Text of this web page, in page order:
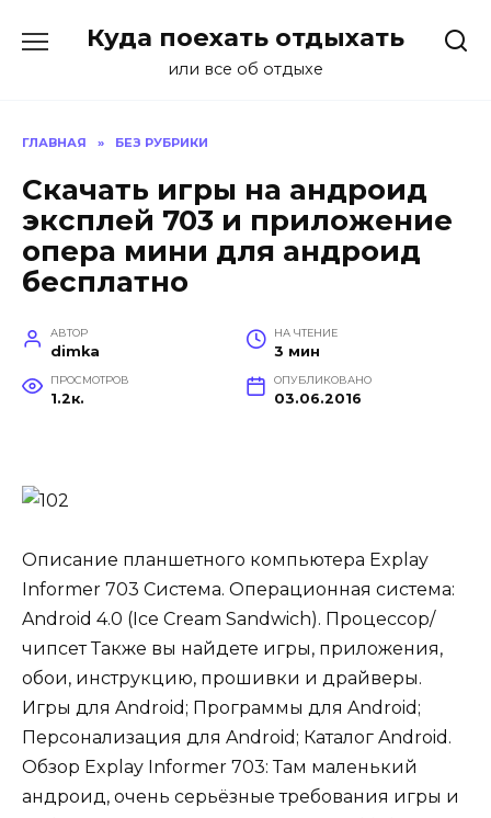
Куда поехать отдыхать
или все об отдыхе
ГЛАВНАЯ » БЕЗ РУБРИКИ
Скачать игры на андроид
эксплей 703 и приложение
опера мини для андроид
бесплатно
АВТОР
dimka
НА ЧТЕНИЕ
3 мин
ПРОСМОТРОВ
1.2к.
ОПУБЛИКОВАНО
03.06.2016
Описание планшетного компьютера Explay
Informer 703 Система. Операционная система:
Android 4.0 (Ice Cream Sandwich). Процессор/
чипсет Также вы найдете игры, приложения,
обои, инструкцию, прошивки и драйверы.
Игры для Android; Программы для Android;
Персонализация для Android; Каталог Android.
Обзор Explay Informer 703: Там маленький
андроид, очень серьёзные требования игры и